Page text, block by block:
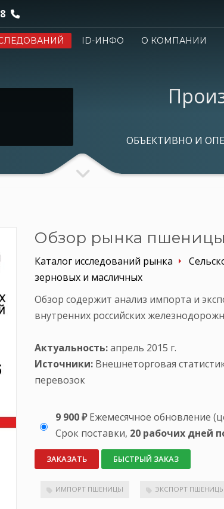
ID-ИНФО О КОМПАНИИ
ОБЪЕКТИВНО И
Обзор рынка пшеницы
Каталог исследований рынка
зерновых и масличных
Обзор содержит анализ импорта и
внутренних российских
Актуальность:апрель 2015 г.
Источники: Внешнеторговая
перевозок
9 900 ₽ Ежемесячное обновление
Срок поставки, 20 рабочих дней
ЗАКАЗАТЬ БЫСТРЫЙ ЗАКАЗ
ИМПОРТ ПШЕНИЦЫ ЭКСПОРТ ПШЕНИЦЫ